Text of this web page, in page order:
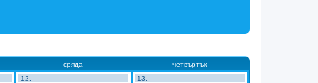
сряда
четвъртък
12.
13.